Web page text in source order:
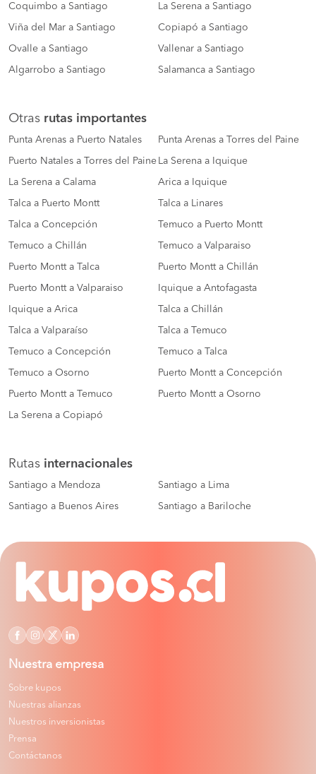
Coquimbo a Santiago La Serena a Santiago
Viña del Mar a Santiago Copiapó a Santiago
Ovalle a Santiago Vallenar a Santiago
Algarrobo a Santiago Salamanca a Santiago
Otras rutas importantes
Punta Arenas a Puerto Natales Punta Arenas a Torres del Paine
Puerto Natales a Torres del Paine La Serena a Iquique
La Serena a Calama Arica a Iquique
Talca a Puerto Montt Talca a Linares
Talca a Concepción Temuco a Puerto Montt
Temuco a Chillán Temuco a Valparaiso
Puerto Montt a Talca Puerto Montt a Chillán
Puerto Montt a Valparaiso Iquique a Antofagasta
Iquique a Arica Talca a Chillán
Talca a Valparaíso Talca a Temuco
Temuco a Concepción Temuco a Talca
Temuco a Osorno Puerto Montt a Concepción
Puerto Montt a Temuco Puerto Montt a Osorno
La Serena a Copiapó
Rutas internacionales
Santiago a Mendoza Santiago a Lima
Santiago a Buenos Aires Santiago a Bariloche
Nuestra empresa
Sobre kupos
Nuestras alianzas
Nuestros inversionistas
Prensa
Contáctanos